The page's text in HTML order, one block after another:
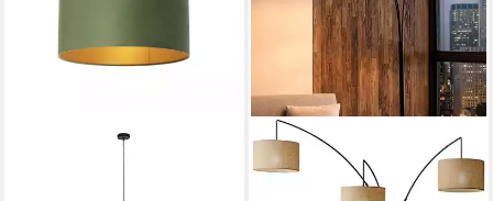
SALESFEVER
Stehlampe Oliver, ohne
Leuchtmittel, mit echtem